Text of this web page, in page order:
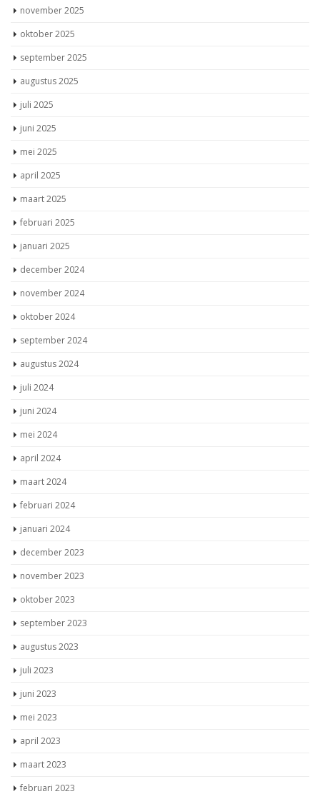
november 2025
oktober 2025
september 2025
augustus 2025
juli 2025
juni 2025
mei 2025
april 2025
maart 2025
februari 2025
januari 2025
december 2024
november 2024
oktober 2024
september 2024
augustus 2024
juli 2024
juni 2024
mei 2024
april 2024
maart 2024
februari 2024
januari 2024
december 2023
november 2023
oktober 2023
september 2023
augustus 2023
juli 2023
juni 2023
mei 2023
april 2023
maart 2023
februari 2023